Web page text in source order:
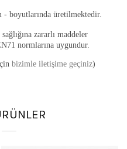
boyutlarında üretilmektedir.
zararlı maddeler
normlarına uygundur.
bizimle iletişime geçiniz)